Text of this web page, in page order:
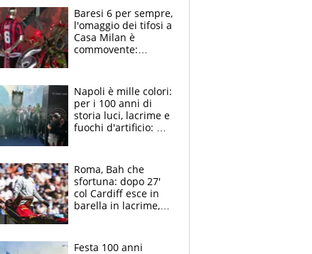
circondati
dall'affetto dei tifosi
Baresi 6 per sempre,
l'omaggio dei tifosi a
Casa Milan è
commovente:
bigliettini
Napoli è mille colori:
per i 100 anni di
storia luci, lacrime e
fuochi d'artificio: De
Roma, Bah che
sfortuna: dopo 27'
col Cardiff esce in
barella in lacrime,
prendono 3 gol in
Festa 100 anni